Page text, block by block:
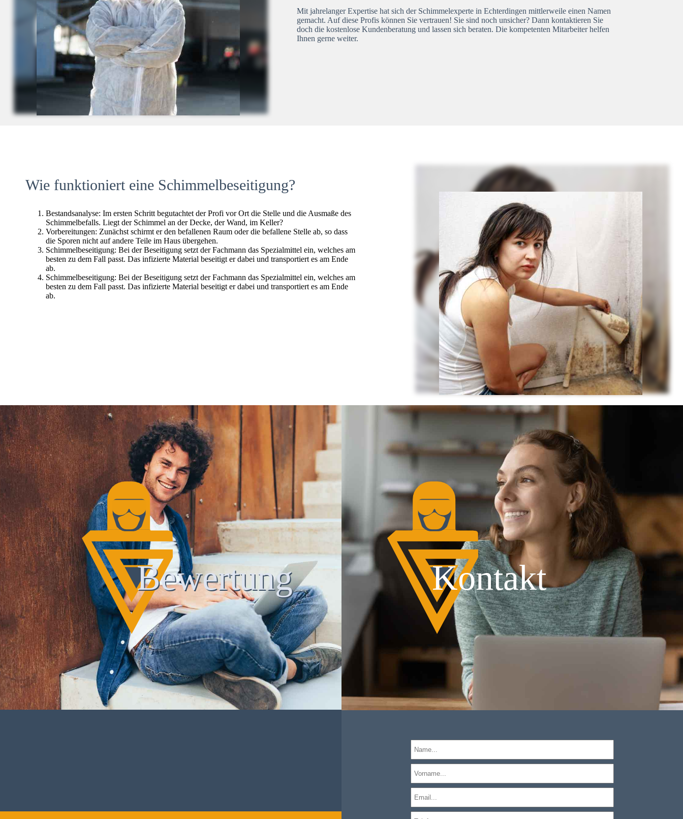
Mit jahrelanger Expertise hat sich der Schimmelexperte in Echterdingen mittlerweile einen Namen
gemacht. Auf diese Profis können Sie vertrauen! Sie sind noch unsicher? Dann kontaktieren Sie
doch die kostenlose Kundenberatung und lassen sich beraten. Die kompetenten Mitarbeiter helfen
Ihnen gerne weiter.
Wie funktioniert eine Schimmelbeseitigung?
Bestandsanalyse: Im ersten Schritt begutachtet der Profi vor Ort die Stelle und die Ausmaße des
Schimmelbefalls. Liegt der Schimmel an der Decke, der Wand, im Keller?
Vorbereitungen: Zunächst schirmt er den befallenen Raum oder die befallene Stelle ab, so dass
die Sporen nicht auf andere Teile im Haus übergehen.
Schimmelbeseitigung: Bei der Beseitigung setzt der Fachmann das Spezialmittel ein, welches am
besten zu dem Fall passt. Das infizierte Material beseitigt er dabei und transportiert es am Ende
ab.
Schimmelbeseitigung: Bei der Beseitigung setzt der Fachmann das Spezialmittel ein, welches am
besten zu dem Fall passt. Das infizierte Material beseitigt er dabei und transportiert es am Ende
ab.
Bewertung Kontakt